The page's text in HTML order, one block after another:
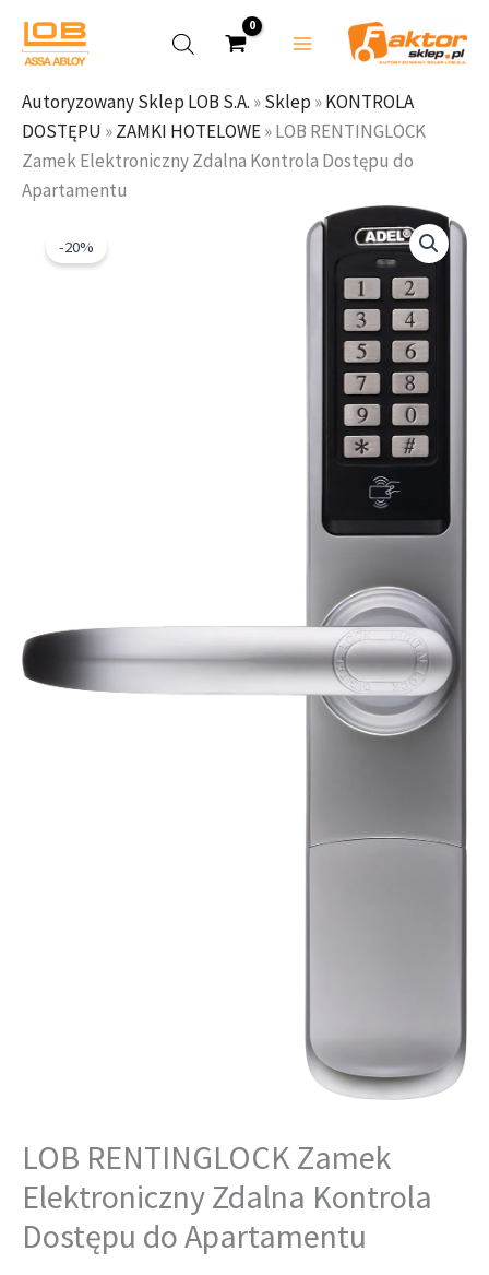
treści
Autoryzowany Sklep LOB S.A. »Sklep »KONTROLA
DOSTĘPU »ZAMKI HOTELOWE»LOB RENTINGLOCK
Zamek Elektroniczny Zdalna Kontrola Dostępu do
Apartamentu
-20%
LOB RENTINGLOCK Zamek
Elektroniczny Zdalna Kontrola
Dostępu do Apartamentu
Zamek
Elektroniczny
Zdalna
Kontrola
Dostępu
do